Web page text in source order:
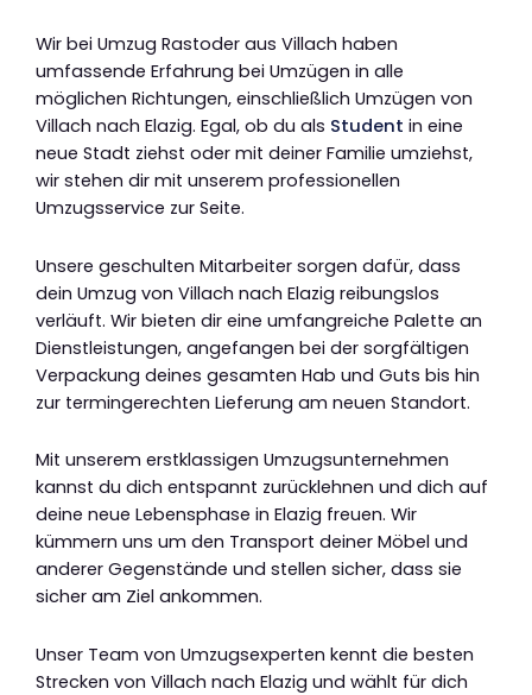
Wir bei Umzug Rastoder aus Villach haben
umfassende Erfahrung bei Umzügen in alle
möglichen Richtungen, einschließlich Umzügen von
Villach nach Elazig. Egal, ob du als Student in eine
neue Stadt ziehst oder mit deiner Familie umziehst,
wir stehen dir mit unserem professionellen
Umzugsservice zur Seite.
Unsere geschulten Mitarbeiter sorgen dafür, dass
dein Umzug von Villach nach Elazig reibungslos
verläuft. Wir bieten dir eine umfangreiche Palette an
Dienstleistungen, angefangen bei der sorgfältigen
Verpackung deines gesamten Hab und Guts bis hin
zur termingerechten Lieferung am neuen Standort.
Mit unserem erstklassigen Umzugsunternehmen
kannst du dich entspannt zurücklehnen und dich auf
deine neue Lebensphase in Elazig freuen. Wir
kümmern uns um den Transport deiner Möbel und
anderer Gegenstände und stellen sicher, dass sie
sicher am Ziel ankommen.
Unser Team von Umzugsexperten kennt die besten
Strecken von Villach nach Elazig und wählt für dich